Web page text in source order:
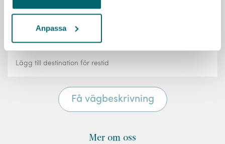
Anpassa
Mer om oss